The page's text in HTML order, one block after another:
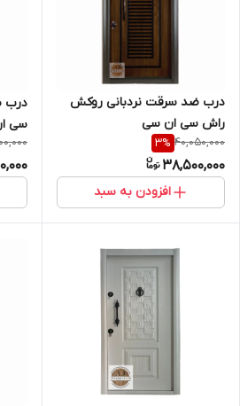
درب ضد سرقت نردبانی روکش
راش سی ان سی
40,050,000
3%
38,500,000
افزودن به سبد
درب
سی